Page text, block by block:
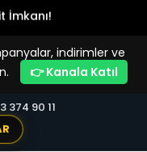
İmkanı!
indirimler ve
👉 Kanala Katıl
374 90 11